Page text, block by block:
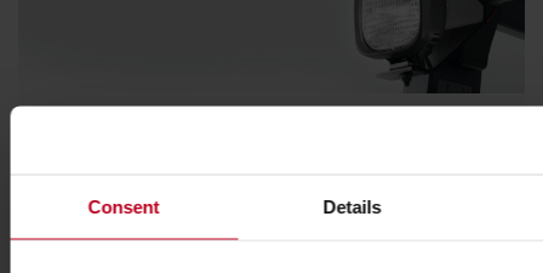
Consent Details
körülmények között.